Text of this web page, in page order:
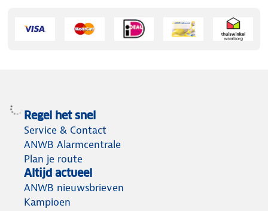
Regel het snel
Service & Contact
ANWB Alarmcentrale
Plan je route
Altijd actueel
ANWB nieuwsbrieven
Kampioen